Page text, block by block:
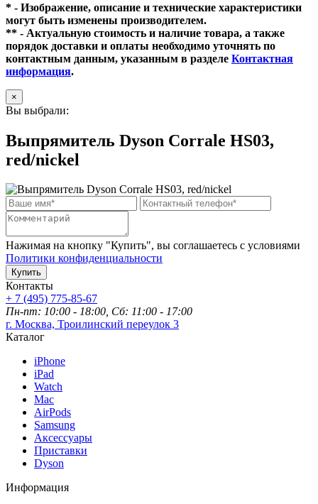
* - Изображение, описание и технические характеристики
могут быть изменены производителем.
** - Актуальную стоимость и наличие товара, а также
порядок доставки и оплаты необходимо уточнять по
контактным данным, указанным в разделе Контактная
информация.
×
Вы выбрали:
Выпрямитель Dyson Corrale HS03,
red/nickel
Нажимая на кнопку "Купить", вы соглашаетесь с условиями
Политики конфиденциальности
Купить
Контакты
+ 7 (495) 775-85-67
Пн-пт: 10:00 - 18:00, Сб: 11:00 - 17:00
г. Москва, Троилинский переулок 3
Каталог
iPhone
iPad
Watch
Mac
AirPods
Samsung
Аксессуары
Приставки
Dyson
Информация